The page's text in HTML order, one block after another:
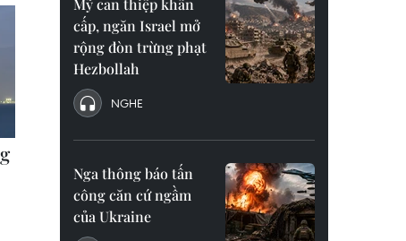
Mỹ can thiệp khẩn
cấp, ngăn Israel mở
rộng đòn trừng phạt
Hezbollah
NGHE
Nga thông báo tấn
công căn cứ ngầm
của Ukraine